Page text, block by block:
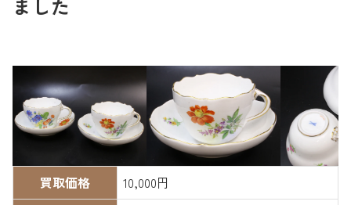
ました
買取価格
10,000円